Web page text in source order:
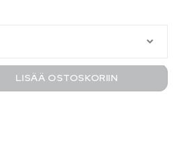
LISÄÄ OSTOSKORIIN